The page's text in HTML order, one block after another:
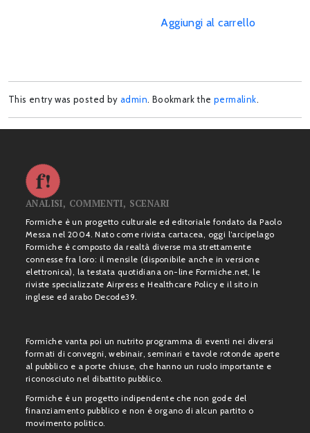
Aggiungi al carrello
This entry was posted by admin. Bookmark thepermalink.
ANALISI, COMMENTI, SCENARI
Formiche è un progetto culturale ed editoriale fondato da Paolo
Messa nel 2004. Nato come rivista cartacea, oggi l’arcipelago
Formiche è composto da realtà diverse ma strettamente
connesse fra loro: il mensile (disponibile anche in versione
elettronica), la testata quotidiana on-line Formiche.net, le
riviste specializzate Airpress e Healthcare Policy e il sito in
inglese ed arabo Decode39.
Formiche vanta poi un nutrito programma di eventi nei diversi
formati di convegni, webinair, seminari e tavole rotonde aperte
al pubblico e a porte chiuse, che hanno un ruolo importante e
riconosciuto nel dibattito pubblico.
Formiche è un progetto indipendente che non gode del
finanziamento pubblico e non è organo di alcun partito o
movimento politico.